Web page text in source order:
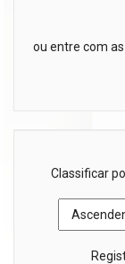
ou entre com
Classificar